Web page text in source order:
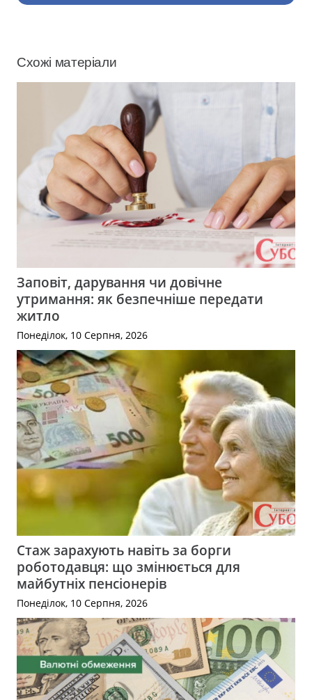
Схожі матеріали
Заповіт, дарування чи довічне
утримання: як безпечніше передати
житло
Понеділок, 10 Серпня, 2026
Стаж зарахують навіть за борги
роботодавця: що змінюється для
майбутніх пенсіонерів
Понеділок, 10 Серпня, 2026